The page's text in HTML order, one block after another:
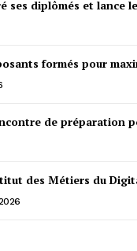
ses diplômés et lance
formés pour
de préparation
des Métiers du